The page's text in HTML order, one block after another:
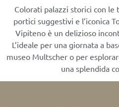
Colorati palazzi storici con
portici suggestivi e l’iconica
Vipiteno è un delizioso
L’ideale per una giornata a
museo Multscher o per
una splendida